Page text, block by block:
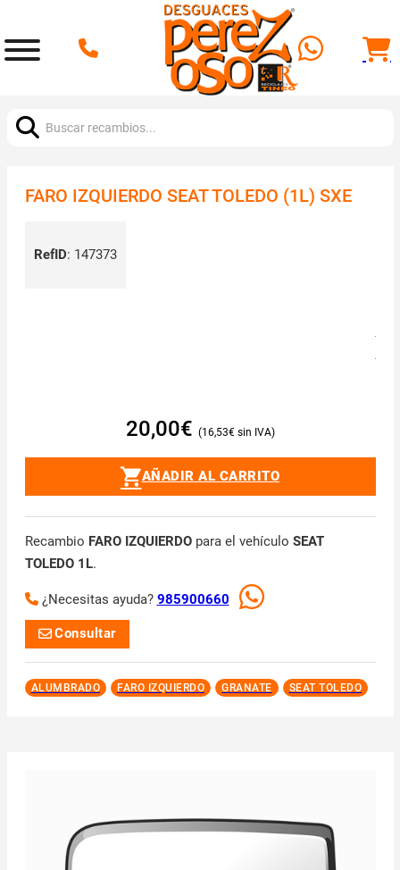
FARO IZQUIERDO SEAT TOLEDO (1L) SXE
RefID: 147373
20,00€ 16,53€
AÑADIR AL CARRITO
Recambio FARO IZQUIERDOpara el vehículo SEAT
TOLEDO 1L.
¿Necesitas ayuda? 985900660
Consultar
ALUMBRADO FARO IZQUIERDO GRANATE SEAT TOLEDO